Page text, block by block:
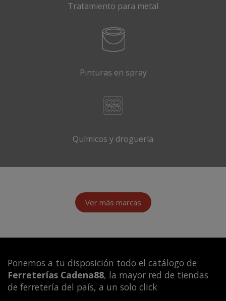
Tratamiento para metal
Pinturas en spray
Químicos y droguería
Ver más marcas
Ponemos a tu disposición todo el catálogo de
Ferreterías Cadena88, la mayor red de tiendas
de ferretería del país, a un solo click